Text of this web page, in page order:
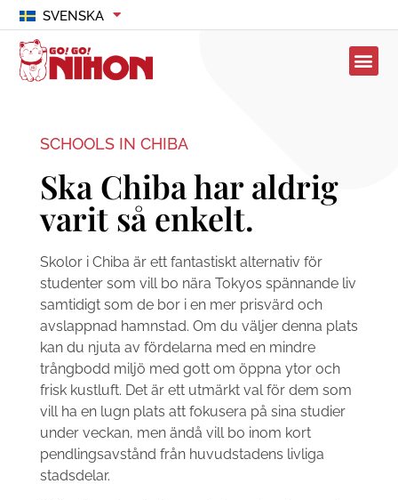
SVENSKA
SCHOOLS IN CHIBA
Ska Chiba har aldrig
varit så enkelt.
Skolor i Chiba är ett fantastiskt alternativ för
studenter som vill bo nära Tokyos spännande liv
samtidigt som de bor i en mer prisvärd och
avslappnad hamnstad. Om du väljer denna plats
kan du njuta av fördelarna med en mindre
trångbodd miljö med gott om öppna ytor och
frisk kustluft. Det är ett utmärkt val för dem som
vill ha en lugn plats att fokusera på sina studier
under veckan, men ändå vill bo inom kort
pendlingsavstånd från huvudstadens livliga
stadsdelar.